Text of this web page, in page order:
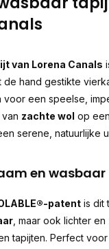
van Lorena Canals
de hand gestikte
voor een speelse,
zachte wol op een
serene, natuurlijke
en wasbaar
patent is dit
, maar ook lichter
tapijten. Perfect